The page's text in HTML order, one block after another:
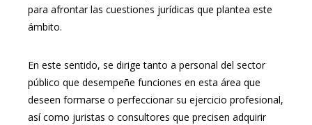
para afrontar las cuestiones jurídicas que plantea este
ámbito.
En este sentido, se dirige tanto a personal del sector
público que desempeñe funciones en esta área que
deseen formarse o perfeccionar su ejercicio profesional,
así como juristas o consultores que precisen adquirir